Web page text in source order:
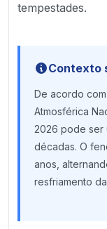
tempestades.
Contexto
De acordo
Atmosférica
2026 pode ser
décadas. O
anos,
resfriamento